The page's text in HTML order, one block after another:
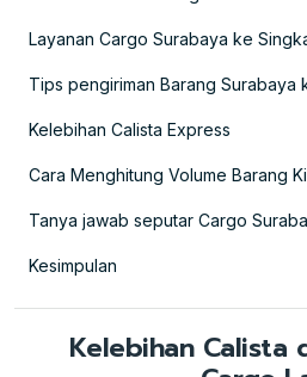
Layanan Cargo Surabaya ke
Tips pengiriman Barang Surabaya
Kelebihan Calista Express
Cara Menghitung Volume Barang
Tanya jawab seputar Cargo
Kesimpulan
Kelebihan Calista